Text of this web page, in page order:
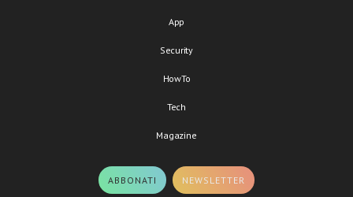
App
Security
HowTo
Tech
Magazine
ABBONATI NEWSLETTER